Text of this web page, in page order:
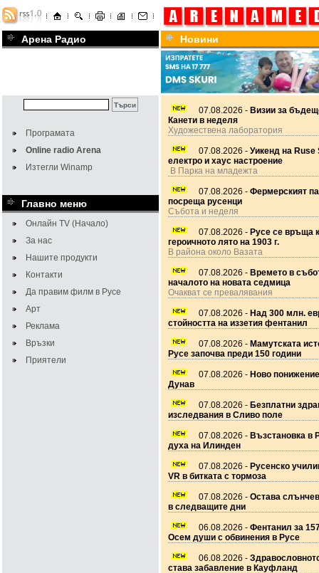
Арена Радио Новини
Програмата
Online radio Arena
Изтегли Winamp
Главно меню
Онлайн TV (Начало)
За нас
Нашите продукти
Контакти
Да правим филм в Русе
Арт
Реклама
Връзки
Приятели
07.08.2026 - Визии за
Канети в неделя
Художествена лаборатория
07.08.2026 - Уикенд на Ruse
електро и хаус настроение
В Парка на младежта
07.08.2026 - Фермерският
посреща русенци
Събота и неделя
07.08.2026 - Русе се връща
героичното лято на 1903 г.
В района около Вазата
07.08.2026 - Времето в
началото на новата седмица
Очакват се превалявания
07.08.2026 - Над 300 млн.
стойността на иззетия фентанил
07.08.2026 - Мамутската
Русе започва преди 150 години
07.08.2026 - Ново
Дунав
07.08.2026 - Безплатни
изследвания в Сливо поле
07.08.2026 - Възстановка в
духа на Илинден
07.08.2026 - Русенско
VR в битката с тормоза
07.08.2026 - Остава
в следващите дни
06.08.2026 - Фентанил за
Осем души с обвинения в Русе
06.08.2026 -
става забавление в Кауфланд